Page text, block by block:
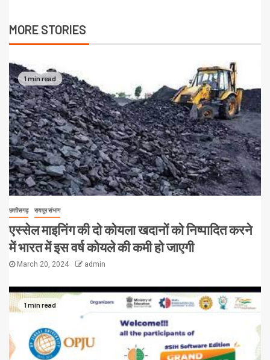
MORE STORIES
1 min read
छत्तीसगढ़ रायपुर संभाग
एस्सेल माइनिंग की दो कोयला खदानों को निष्पादित करने
में भारत में इस वर्ष कोयले की कमी हो जाएगी
March 20, 2024 admin
1 min read